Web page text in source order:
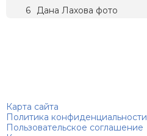
Дана Лахова фото
Карта сайта
Политика конфиденциальности
Пользовательское соглашение